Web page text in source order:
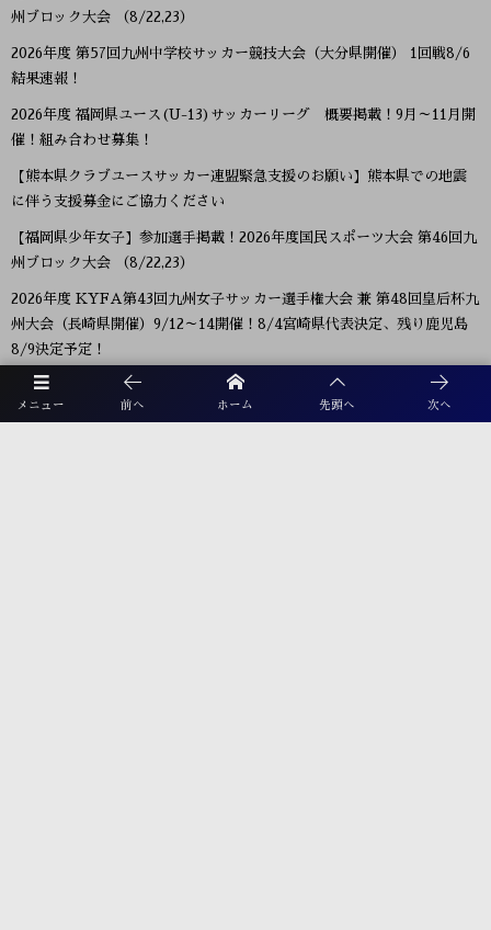
メニュー 前へ ホーム 先頭へ 次へ
州ブロック大会 （8/22,23）
2026年度 第57回九州中学校サッカー競技大会（大分県開催） 1回戦8/6
結果速報！
2026年度 福岡県ユース(U-13)サッカーリーグ 概要掲載！9月～11月開
催！組み合わせ募集！
【熊本県クラブユースサッカー連盟緊急支援のお願い】熊本県での地震
に伴う支援募金にご協力ください
【福岡県少年女子】参加選手掲載！2026年度国民スポーツ大会 第46回九
州ブロック大会 （8/22,23）
2026年度 KYFA第43回九州女子サッカー選手権大会 兼 第48回皇后杯九
州大会（長崎県開催）9/12～14開催！8/4宮崎県代表決定、残り鹿児島
8/9決定予定！
2026年度 第38回九州ジュニア U-11 サッカー大会（新人戦）福岡県中央
大会 11/29.12/5開催！組合せ募集